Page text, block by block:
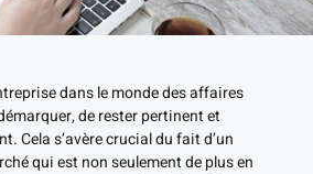
dans le monde des affaires
de rester pertinent et
Cela s’avère crucial du fait d’un
qui est non seulement de plus en